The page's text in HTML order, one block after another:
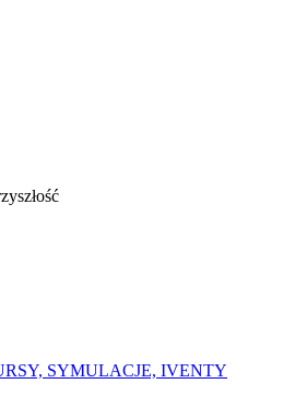
SYMULACJE, IVENTY